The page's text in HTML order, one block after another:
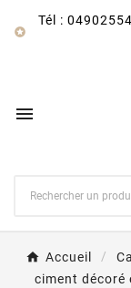

Tél :

Accueil
ciment décoré